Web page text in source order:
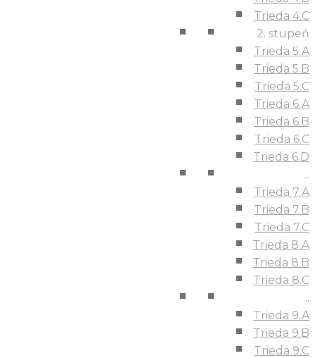
Trieda 4.C
2. stupeň
Trieda 5.A
Trieda 5.B
Trieda 5.C
Trieda 6.A
Trieda 6.B
Trieda 6.C
Trieda 6.D
...
Trieda 7.A
Trieda 7.B
Trieda 7.C
Trieda 8.A
Trieda 8.B
Trieda 8.C
...
Trieda 9.A
Trieda 9.B
Trieda 9.C